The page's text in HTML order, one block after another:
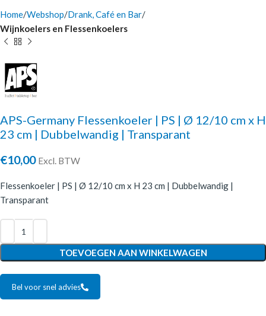
Home Webshop Drank, Café en Bar
Wijnkoelers en Flessenkoelers
APS-Germany Flessenkoeler | PS | Ø 12/10 cm x H
23 cm | Dubbelwandig | Transparant
€10,00 Excl. BTW
Flessenkoeler | PS | Ø 12/10 cm x H 23 cm | Dubbelwandig |
Transparant
TOEVOEGEN AAN WINKELWAGEN
Bel voor snel advies